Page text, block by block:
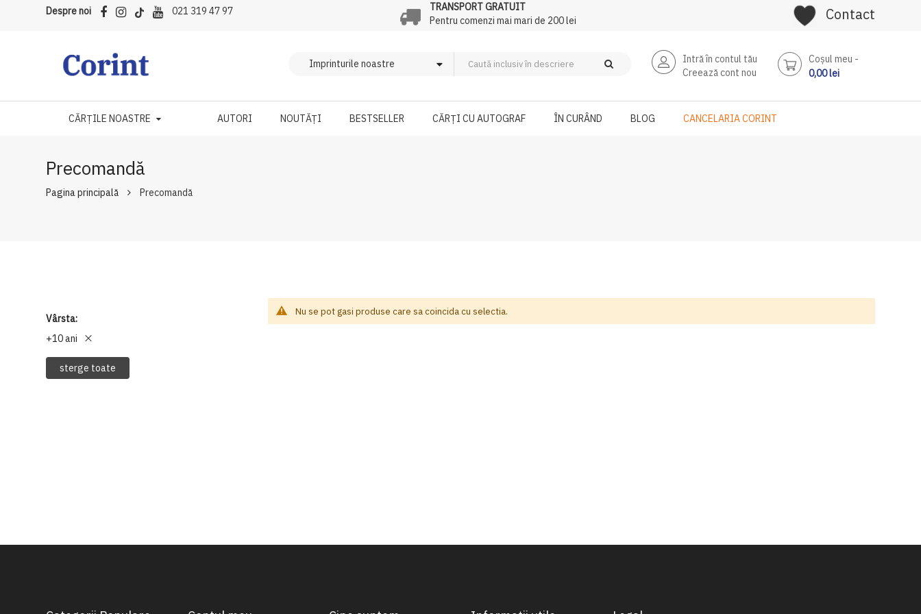
Despre noi 021 319 47 97
TRANSPORT GRATUIT
Pentru comenzi mai mari de 200 lei
Contact
Intră în contul tău
Creează cont nou
Coşul meu
0,00 lei
CĂRȚILE NOASTRE AUTORI NOUTĂȚI BESTSELLER CĂRȚI CU AUTOGRAF ÎN CURÂND BLOG CANCELARIA CORINT
Precomandă
Pagina principală Precomandă
Vârsta
+10 ani
sterge toate
Nu se pot gasi produse care sa coincida cu selectia.